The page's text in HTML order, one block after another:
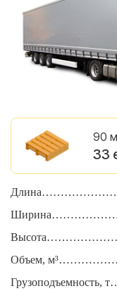
90 м
33
Объем,